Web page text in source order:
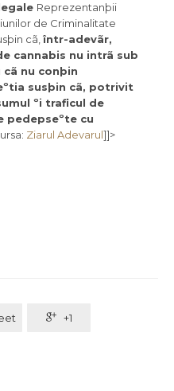
Reprezentanþii
de Criminalitate
cã, într-adevãr,
cannabis nu intrã sub
nu conþin
susþin cã, potrivit
ºi traficul de
pedepseºte cu
Ziarul Adevarul]]>
 +1